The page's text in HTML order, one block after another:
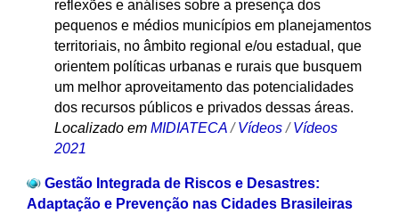
reflexões e análises sobre a presença dos
pequenos e médios municípios em planejamentos
territoriais, no âmbito regional e/ou estadual, que
orientem políticas urbanas e rurais que busquem
um melhor aproveitamento das potencialidades
dos recursos públicos e privados dessas áreas.
Localizado em MIDIATECA /Vídeos /Vídeos
2021
Gestão Integrada de Riscos e Desastres:
Adaptação e Prevenção nas Cidades Brasileiras